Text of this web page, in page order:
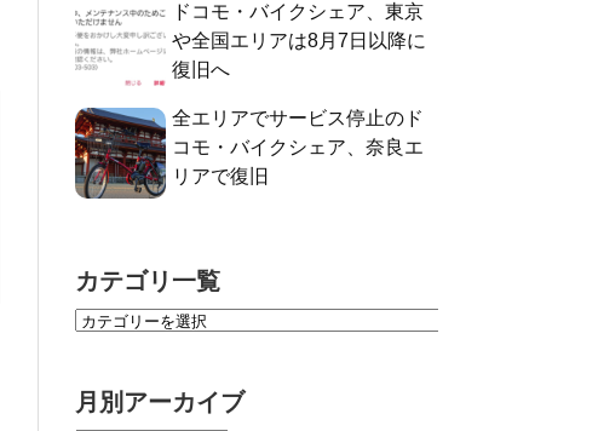
ドコモ・バイクシェア、東京
や全国エリアは8月7日以降に
復旧へ
全エリアでサービス停止のド
コモ・バイクシェア、奈良エ
リアで復旧
カテゴリ一覧
月別アーカイブ